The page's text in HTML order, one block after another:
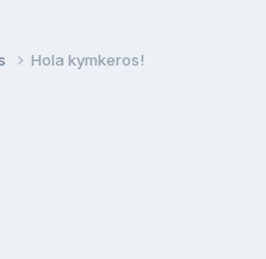
Hola kymkeros!